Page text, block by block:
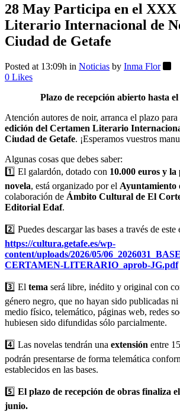
28 May Participa en el XXX
Literario Internacional de
Ciudad de Getafe
Posted at 13:09h in Noticias by Inma Flor
0 Likes
Plazo de recepción abierto hasta
Atención autores de noir, arranca el plazo para
edición del Certamen Literario
Ciudad de Getafe. ¡Esperamos vuestros
Algunas cosas que debes saber:
1️⃣ El galardón, dotado con 10.000 euros y
novela, está organizado por el Ayuntamiento
colaboración de Ámbito Cultural de El
Editorial Edaf.
2️⃣ Puedes descargar las bases a través de este
https://cultura.getafe.es/wp-
content/uploads/2026/05/
CERTAMEN-LITERARIO_aprob-JG.pdf
3️⃣ El tema será libre, inédito y original con
género negro, que no hayan sido publicadas
medio físico, telemático, páginas web, redes
hubiesen sido difundidas sólo parcialmente.
4️⃣ Las novelas tendrán una extensión entre
podrán presentarse de forma telemática
establecidos en las bases.
5️⃣ El plazo de recepción de obras finaliza
junio.